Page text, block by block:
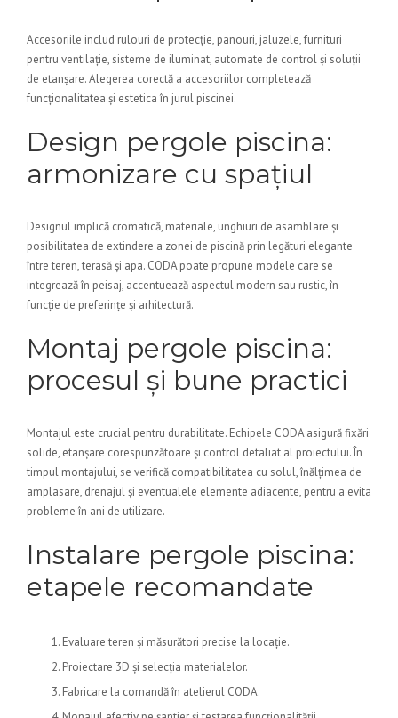
Accesoriile includ rulouri de protecție, panouri, jaluzele, furnituri
pentru ventilație, sisteme de iluminat, automate de control și soluții
de etanșare. Alegerea corectă a accesoriilor completează
funcționalitatea și estetica în jurul piscinei.
Design pergole piscina:
armonizare cu spațiul
Designul implică cromatică, materiale, unghiuri de asamblare și
posibilitatea de extindere a zonei de piscină prin legături elegante
între teren, terasă și apa. CODA poate propune modele care se
integrează în peisaj, accentuează aspectul modern sau rustic, în
funcție de preferințe și arhitectură.
Montaj pergole piscina:
procesul și bune practici
Montajul este crucial pentru durabilitate. Echipele CODA asigură fixări
solide, etanșare corespunzătoare și control detaliat al proiectului. În
timpul montajului, se verifică compatibilitatea cu solul, înălțimea de
amplasare, drenajul și eventualele elemente adiacente, pentru a evita
probleme în ani de utilizare.
Instalare pergole piscina:
etapele recomandate
Evaluare teren și măsurători precise la locație.
Proiectare 3D și selecția materialelor.
Fabricare la comandă în atelierul CODA.